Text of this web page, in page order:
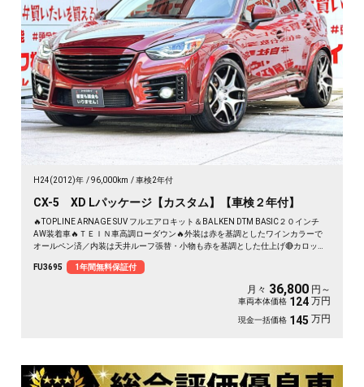
H24(2012)年 96,000km 車検2年付
CX-5 XD Lパッケージ【カスタム】【車検２年付】
🔥TOPLINE ARNAGE SUV フルエアロキット＆BALKEN DTM BASIC２０インチ
AW装着車🔥ＴＥＩＮ車高調ローダウン🔥外装は赤を基調としたワインカラーで
オールペン済／内装は天井ルーフ張替・小物も赤を基調とした仕上げ🔴カロッツ
視聴可能👀アイドリングストップ機能付・ＪＣ０８モード・カタログ燃費１８．
６ｋｍ／Ｌ🍃バック・サイドカメラ📹付きで駐車も楽々🚗ＲＶＭ（リアビークル
モニタリングシステム）・スマートシティブレーキサポート安全運転支援搭載✨
FU3695 1年間無料保証付
月々 36,800 円～
車両本体価格 124 万円
現金一括価格 145 万円